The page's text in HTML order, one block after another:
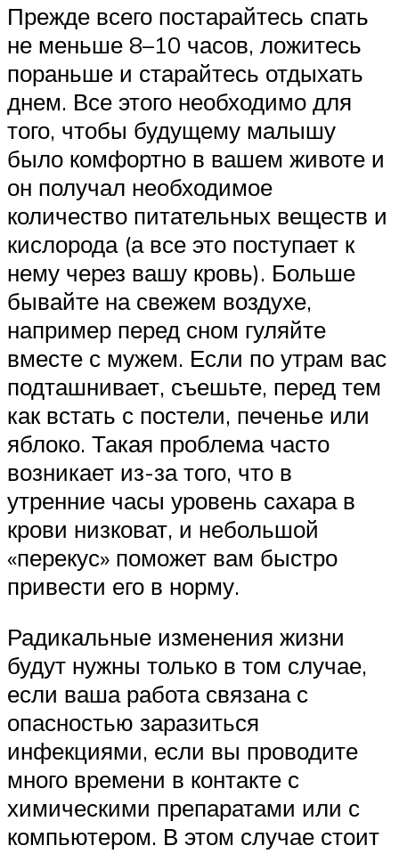
Прежде всего постарайтесь спать
не меньше 8–10 часов, ложитесь
пораньше и старайтесь отдыхать
днем. Все этого необходимо для
того, чтобы будущему малышу
было комфортно в вашем животе и
он получал необходимое
количество питательных веществ и
кислорода (а все это поступает к
нему через вашу кровь). Больше
бывайте на свежем воздухе,
например перед сном гуляйте
вместе с мужем. Если по утрам вас
подташнивает, съешьте, перед тем
как встать с постели, печенье или
яблоко. Такая проблема часто
возникает из-за того, что в
утренние часы уровень сахара в
крови низковат, и небольшой
«перекус» поможет вам быстро
привести его в норму.
Радикальные изменения жизни
будут нужны только в том случае,
если ваша работа связана с
опасностью заразиться
инфекциями, если вы проводите
много времени в контакте с
химическими препаратами или с
компьютером. В этом случае стоит